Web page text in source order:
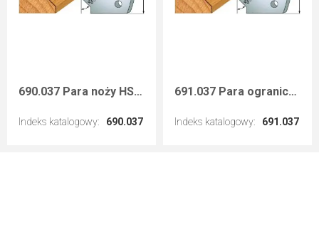
690.037 Para noży HSS 40x4 mm
Indeks katalogowy: 690.037
691.037 Para ograniczników 40 mm
Indeks katalogowy: 691.037